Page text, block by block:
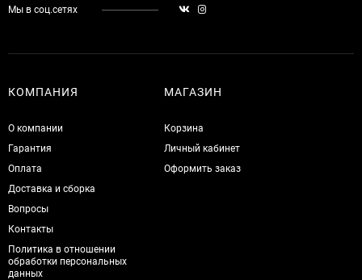
Мы в соц.сетях
КОМПАНИЯ
О компании
Гарантия
Оплата
Доставка и сборка
Вопросы
Контакты
Политика в отношении
обработки персональных
данных
МАГАЗИН
Корзина
Личный кабинет
Оформить заказ